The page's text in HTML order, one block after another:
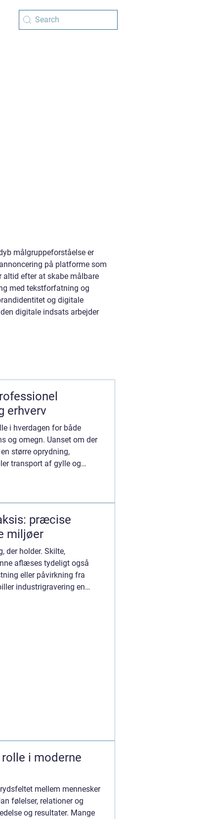
målgruppeforståelse er
på platforme som
altid efter at skabe målbare
med tekstforfatning og
og digitale
digitale indsats arbejder
erhverv
i hverdagen for både
og omegn. Uanset om der
større oprydning,
transport af gylle og
præcise
miljøer
der holder. Skilte,
aflæses tydeligt også
eller påvirkning fra
industrigravering en
i moderne
mellem mennesker
følelser, relationer og
og resultater. Mange